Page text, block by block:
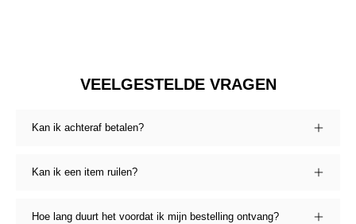
VEELGESTELDE VRAGEN
Kan ik achteraf betalen?
Kan ik een item ruilen?
Hoe lang duurt het voordat ik mijn bestelling ontvang?